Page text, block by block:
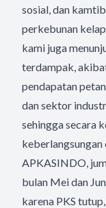
sosial, dan
perkebunan
kami juga
terdampak,
pendapatan
dan sektor
sehingga secara
APKASINDO,
bulan Mei dan
karena PKS